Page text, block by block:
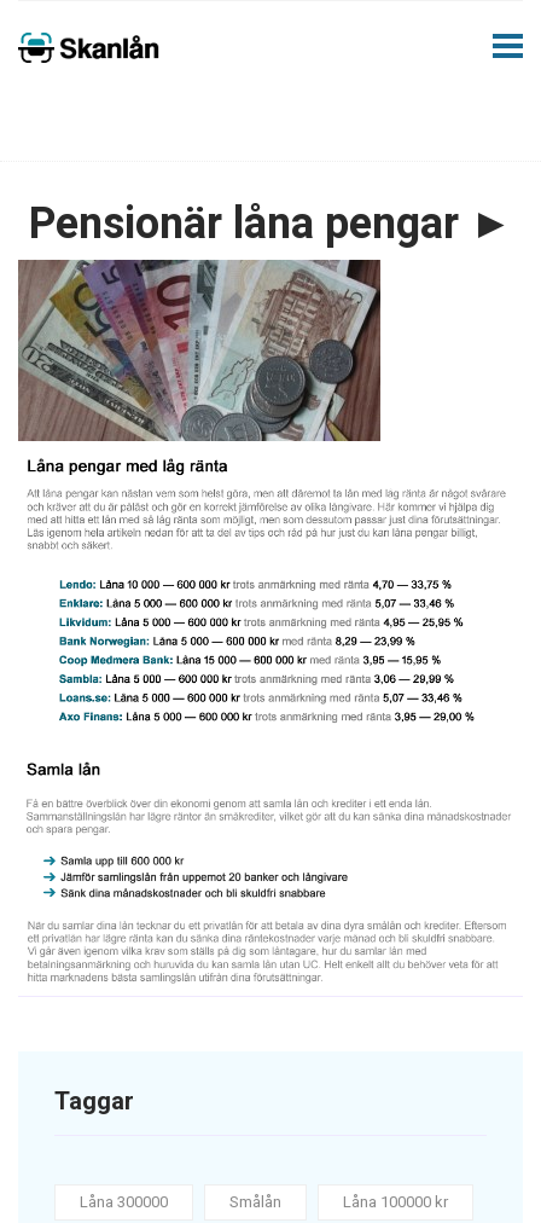
Pensionär låna pengar ►
Taggar
Låna 300000 Smålån Låna 100000 kr